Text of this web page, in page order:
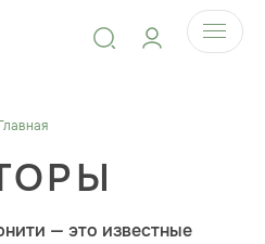
— это известные